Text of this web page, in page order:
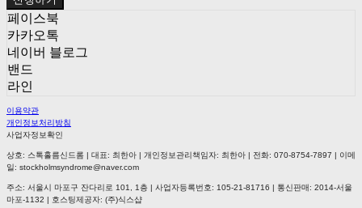
페이스북
카카오톡
네이버 블로그
밴드
라인
이용약관
개인정보처리방침
사업자정보확인
상호: 스톡홀름신드롬 | 대표: 최한아 | 개인정보관리책임자: 최한아 | 전화: 070-8754-7897 | 이메
일: stockholmsyndrome@naver.com
주소: 서울시 마포구 잔다리로 101, 1층 | 사업자등록번호: 105-21-81716 | 통신판매: 2014-서울
마포-1132 | 호스팅제공자: (주)식스샵